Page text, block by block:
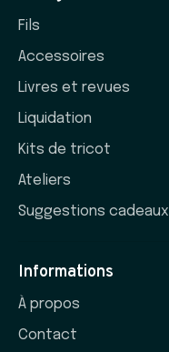
Fils
Accessoires
Livres et revues
Liquidation
Kits de tricot
Ateliers
Suggestions cadeaux
Informations
À propos
Contact